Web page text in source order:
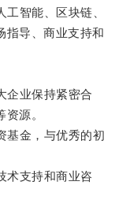
智能、区块链、
指导、商业支持和
业保持紧密合
源。
金，与优秀的初
支持和商业咨